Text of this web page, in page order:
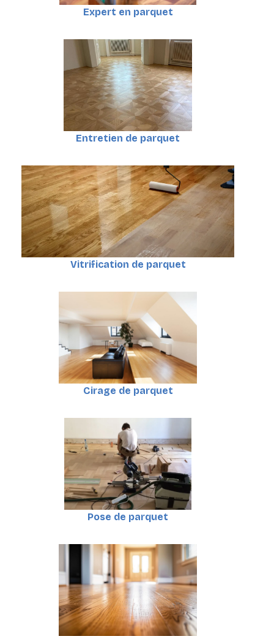
Expert en parquet
Entretien de parquet
Vitrification de parquet
Cirage de parquet
Pose de parquet